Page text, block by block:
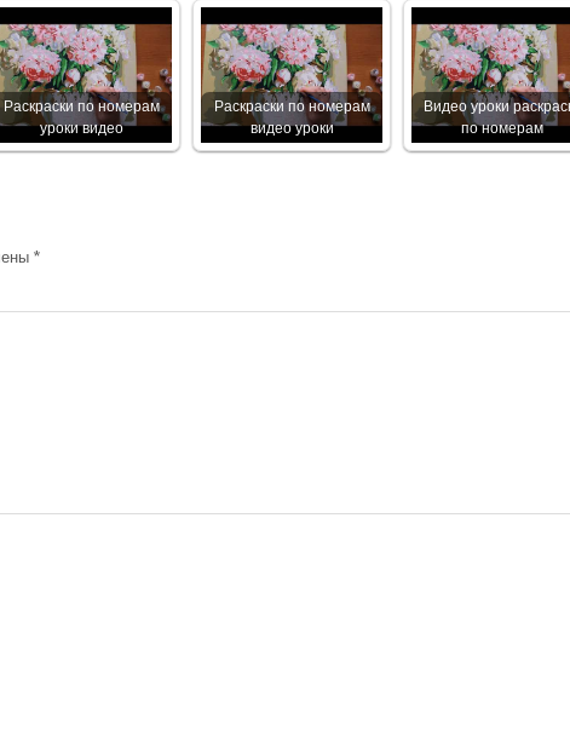
Раскраски по номерам
уроки видео
Раскраски по номерам
видео уроки
Видео уроки
по номерам
*